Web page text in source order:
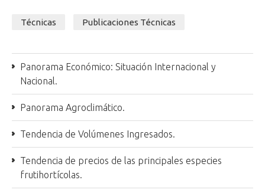
Técnicas Publicaciones Técnicas
Panorama Económico: Situación Internacional y
Nacional.
Panorama Agroclimático.
Tendencia de Volúmenes Ingresados.
Tendencia de precios de las principales especies
frutihortícolas.